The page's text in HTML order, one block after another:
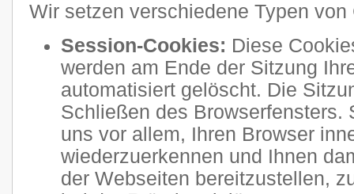
Wir setzen verschiedene Typen von
Session-Cookies: Diese
werden am Ende der Sitzung
automatisiert gelöscht. Die
Schließen des Browserfensters.
uns vor allem, Ihren Browser
wiederzuerkennen und Ihnen
der Webseiten bereitzustellen,